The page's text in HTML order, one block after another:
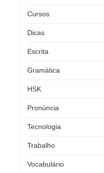
Cursos
Dicas
Escrita
Gramática
HSK
Pronúncia
Tecnologia
Trabalho
Vocabulário